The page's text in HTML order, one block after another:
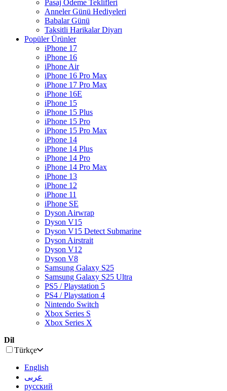
Pasaj Ödeme Teklifleri
Anneler Günü Hediyeleri
Babalar Günü
Taksitli Harikalar Diyarı
Popüler Ürünler
iPhone 17
iPhone 16
iPhone Air
iPhone 16 Pro Max
iPhone 17 Pro Max
iPhone 16E
iPhone 15
iPhone 15 Plus
iPhone 15 Pro
iPhone 15 Pro Max
iPhone 14
iPhone 14 Plus
iPhone 14 Pro
iPhone 14 Pro Max
iPhone 13
iPhone 12
iPhone 11
iPhone SE
Dyson Airwrap
Dyson V15
Dyson V15 Detect Submarine
Dyson Airstrait
Dyson V12
Dyson V8
Samsung Galaxy S25
Samsung Galaxy S25 Ultra
PS5 / Playstation 5
PS4 / Playstation 4
Nintendo Switch
Xbox Series S
Xbox Series X
Dil
Türkçe
English
عربى
русский